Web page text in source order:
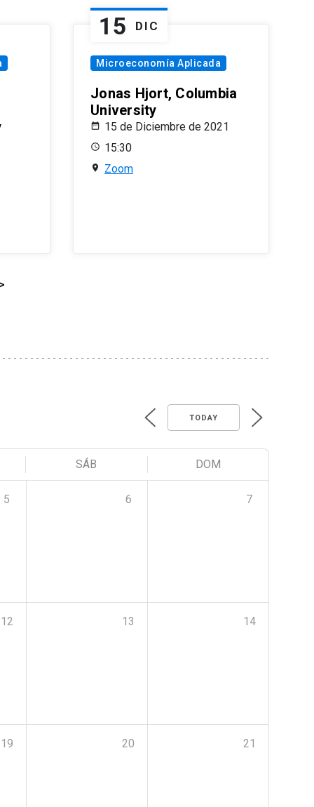
15 DIC
Microeconomía Aplicada
Jonas Hjort, Columbia
University
15 de Diciembre de 2021
15:30
Zoom
TODAY
SÁB DOM
5 6 7
12 13 14
19 20 21